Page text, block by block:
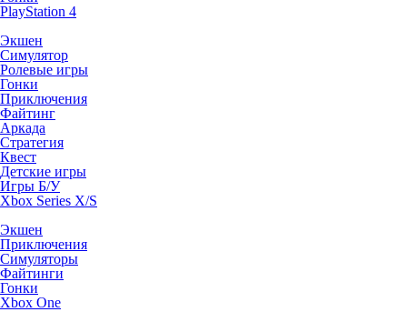
PlayStation 4
Экшен
Симулятор
Ролевые игры
Гонки
Приключения
Файтинг
Аркада
Стратегия
Квест
Детские игры
Игры Б/У
Xbox Series X/S
Экшен
Приключения
Симуляторы
Файтинги
Гонки
Xbox One